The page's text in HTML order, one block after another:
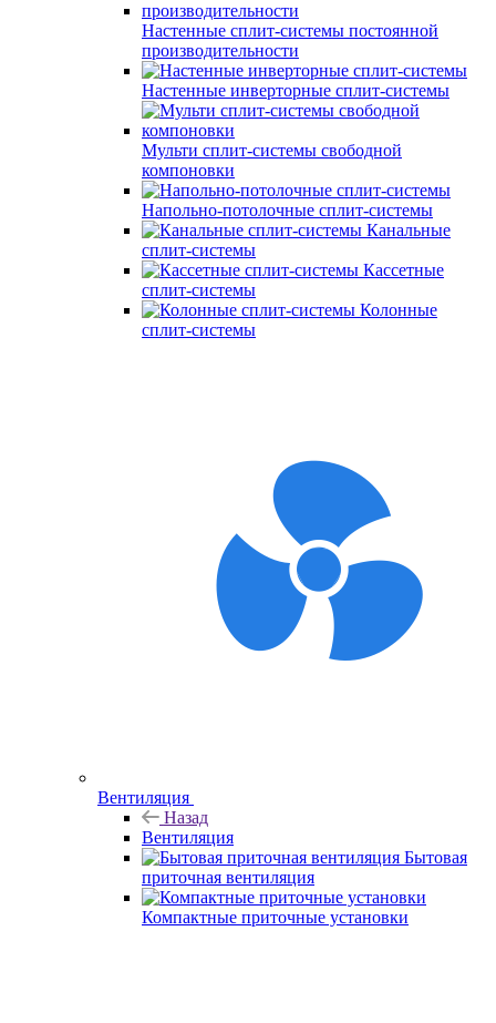
Настенные сплит-системы постоянной
производительности
Настенные инверторные сплит-системы
Мульти сплит-системы свободной
компоновки
Напольно-потолочные сплит-системы
Канальные
сплит-системы
Кассетные
сплит-системы
Колонные
сплит-системы
Вентиляция
Назад
Вентиляция
Бытовая
приточная вентиляция
Компактные приточные установки